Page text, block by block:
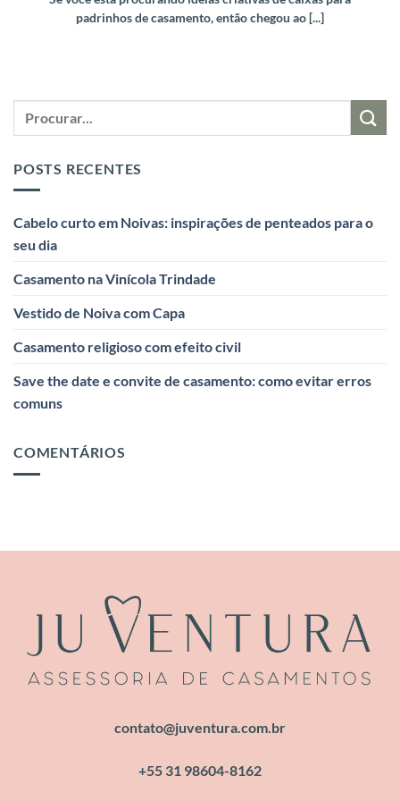
padrinhos de casamento, então chegou ao [...]
POSTS RECENTES
Cabelo curto em Noivas: inspirações de penteados para o
seu dia
Casamento na Vinícola Trindade
Vestido de Noiva com Capa
Casamento religioso com efeito civil
Save the date e convite de casamento: como evitar erros
comuns
COMENTÁRIOS
contato@juventura.com.br
+55 31 98604-8162